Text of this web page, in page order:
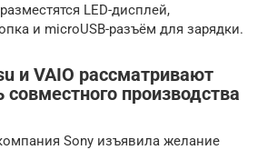
LED-дисплей,
и microUSB-разъём для зарядки.
и VAIO рассматривают
производства
Sony изъявила желание